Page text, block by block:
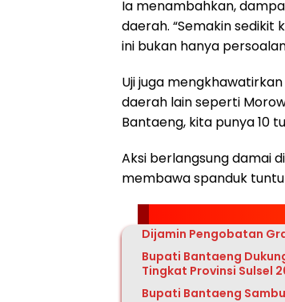
Ia menambahkan,
daerah. “Semakin sedikit
ini bukan hanya
Uji juga
daerah lain seperti
Bantaeng, kita punya 10
Aksi berlangsung damai
membawa spanduk
Dijamin Pengobatan
Bupati Bantaeng
Tingkat Provinsi Sulsel
Bupati Bantaeng